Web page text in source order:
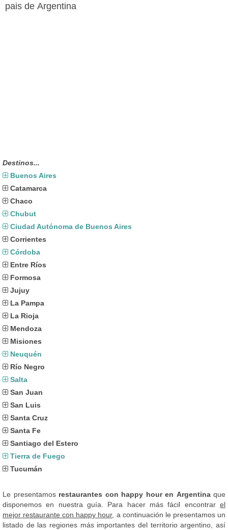
pais de Argentina
Destinos...
Buenos Aires
Catamarca
Chaco
Chubut
Ciudad Autónoma de Buenos Aires
Corrientes
Córdoba
Entre Ríos
Formosa
Jujuy
La Pampa
La Rioja
Mendoza
Misiones
Neuquén
Río Negro
Salta
San Juan
San Luis
Santa Cruz
Santa Fe
Santiago del Estero
Tierra de Fuego
Tucumán
Le presentamos restaurantes con happy hour en Argentinaque
disponemos en nuestra guía. Para hacer más fácil encontrar el
mejor restaurante con happy hour, a continuación le presentamos un
listado de las regiones más importantes del territorio argentino, así